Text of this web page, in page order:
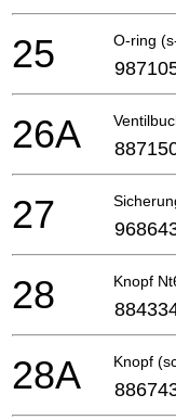
O-ring
25
26A
27
Knopf
28
Knopf
28A